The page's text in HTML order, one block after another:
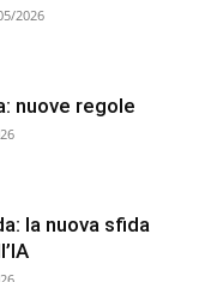
2026
nuove regole
la nuova sfida